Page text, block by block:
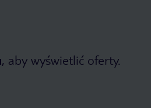
, aby wyświetlić oferty.